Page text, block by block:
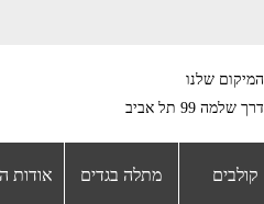
המיקום שלנו
דרך שלמה 99 תל אביב
קולבים מתלה בגדים אודות